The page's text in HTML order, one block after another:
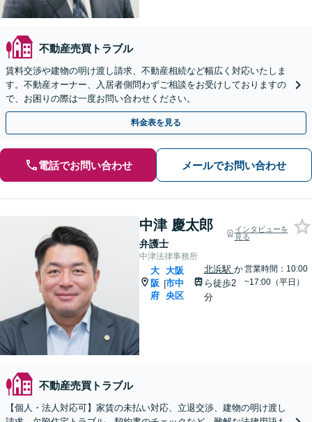
不動産売買トラブル
賃料交渉や建物の明け渡し請求、不動産相続など幅広く対応いたしま
す。不動産オーナー、入居者側問わずご相談をお受けしておりますの
で、お困りの際は一度お問い合わせください。
料金表を見る
電話でお問い合わせ メールでお問い合わせ
中津 慶太郎
弁護士
インタビューを
見る
中津法律事務所
大
阪
府
|
大阪
市中
央区
北浜駅 か
ら徒歩2
分
営業時間：10:00
~17:00（平日）
不動産売買トラブル
【個人・法人対応可】家賃の未払い対応、立退交渉、建物の明け渡し